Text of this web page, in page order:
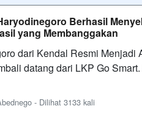
Berhasil
yang Membanggakan
dari Kendal Resmi Menjadi
datang dari LKP Go
- Dilihat 3133 kali